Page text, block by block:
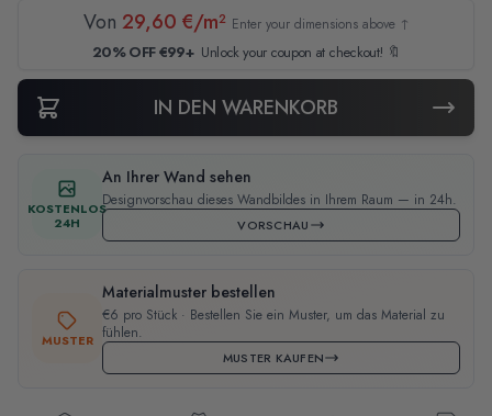
Von 29,60 €/m² Enter your dimensions above ↑
20% OFF €99+ Unlock your coupon at checkout! 🔖
IN DEN WARENKORB
KOSTENLOS
24H
An Ihrer Wand sehen
Designvorschau dieses Wandbildes in Ihrem Raum — in 24h.
VORSCHAU
MUSTER
Materialmuster bestellen
€6 pro Stück · Bestellen Sie ein Muster, um das Material zu
fühlen.
MUSTER KAUFEN